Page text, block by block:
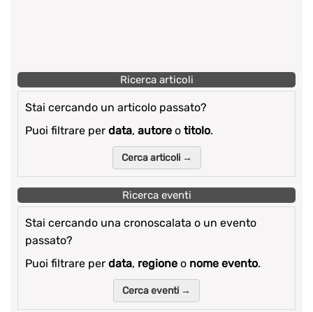
Ricerca articoli
Stai cercando un articolo passato?
Puoi filtrare per data, autore o titolo.
Cerca articoli →
Ricerca eventi
Stai cercando una cronoscalata o un evento
passato?
Puoi filtrare per data, regione o nome evento.
Cerca eventi →